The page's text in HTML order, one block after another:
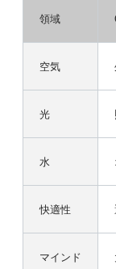
領域
空気
光
水
快適性
マインド